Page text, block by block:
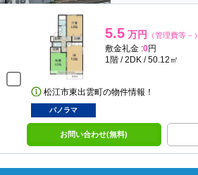
5.5 万円 （管理費等－）
敷金礼金 :0円
1階 / 2DK / 50.12㎡
松江市東出雲町の物件情報！
パノラマ
お問い合わせ(無料)